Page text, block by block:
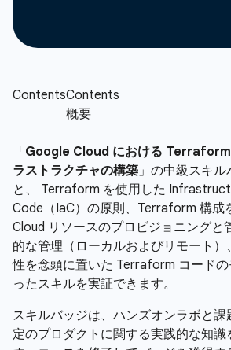
「 Google Cloud における Terraform
ラストラクチャの構築」の中級スキル
と、 Terraform を使用した
Code（IaC）の原則、Terraform 構成
Cloud リソースのプロビジョニングと
的な管理（ローカルおよびリモート
性を念頭に置いた Terraform コード
ったスキルを実証できます。
スキルバッジは、ハンズオンラボと
定のプロダクトに関する実践的な知